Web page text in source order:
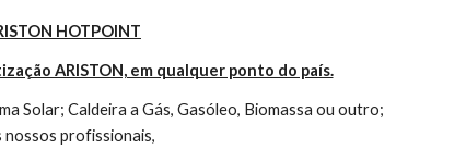
HOTPOINT
ARISTON, em qualquer ponto do país.
Solar; Caldeira a Gás, Gasóleo, Biomassa ou outro;
nossos profissionais,